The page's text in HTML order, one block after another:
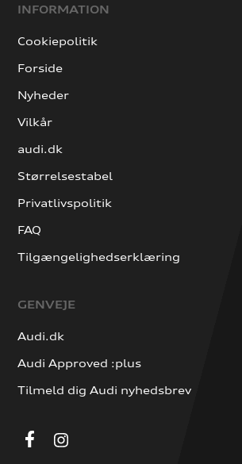
INFORMATION
Cookiepolitik
Forside
Nyheder
Vilkår
audi.dk
Størrelsestabel
Privatlivspolitik
FAQ
Tilgængelighedserklæring
GENVEJE
Audi.dk
Audi Approved :plus
Tilmeld dig Audi nyhedsbrev